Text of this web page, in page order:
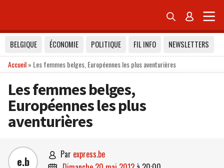
 
BELGIQUE ÉCONOMIE POLITIQUE FIL INFO
NEWSLETTERS
Accueil» Les femmes belges, Européennes les plus aventurières
Les femmes belges,
Européennes les plus
aventurières
e.b  par express.be